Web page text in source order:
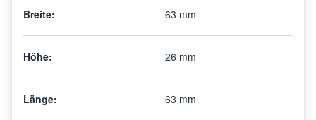
Breite: 63 mm
Höhe: 26 mm
Länge: 63 mm